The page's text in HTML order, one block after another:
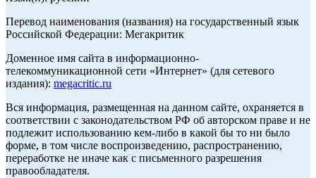
Перевод наименования (названия) на государственный язык
Российской Федерации: Мегакритик
Доменное имя сайта в информационно-
телекоммуникационной сети «Интернет» (для сетевого
издания): megacritic.ru
Вся информация, размещенная на данном сайте, охраняется в
соответствии с законодательством РФ об авторском праве и не
подлежит использованию кем-либо в какой бы то ни было
форме, в том числе воспроизведению, распространению,
переработке не иначе как с письменного разрешения
правообладателя.